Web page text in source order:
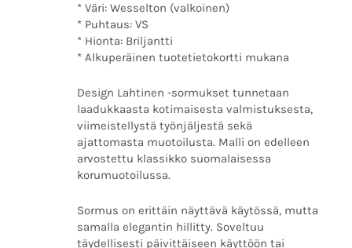
* Väri: Wesselton (valkoinen)
* Puhtaus: VS
* Hionta: Briljantti
* Alkuperäinen tuotetietokortti mukana
Design Lahtinen -sormukset tunnetaan
laadukkaasta kotimaisesta valmistuksesta,
viimeistellystä työnjäljestä sekä
ajattomasta muotoilusta. Malli on edelleen
arvostettu klassikko suomalaisessa
korumuotoilussa.
Sormus on erittäin näyttävä käytössä, mutta
samalla elegantin hillitty. Soveltuu
täydellisesti päivittäiseen käyttöön tai